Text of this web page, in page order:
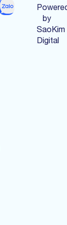
by
SaoKim
Digital